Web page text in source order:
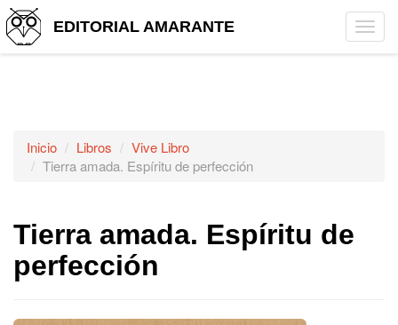
EDITORIAL AMARANTE
Inicio Libros
Vive Libro
Tierra amada. Espíritu de perfección
Tierra amada. Espíritu de
perfección